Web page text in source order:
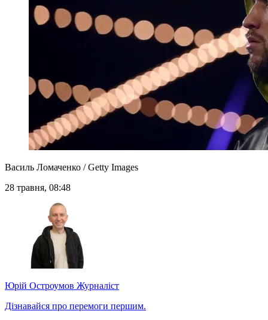
Василь Ломаченко / Getty Images
28 травня, 08:48
Юрій Остроумов Журналіст
Дізнавайся про перемоги першим.